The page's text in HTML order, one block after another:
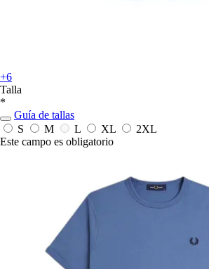
+6
Talla
*
Guía de tallas
S
M L XL
2XL
Este campo es obligatorio